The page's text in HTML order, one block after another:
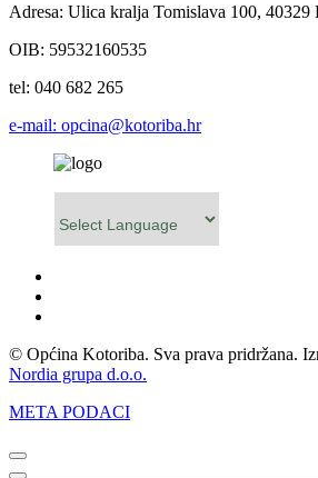
Adresa: Ulica kralja Tomislava 100, 40329
OIB: 59532160535
tel: 040 682 265
e-mail: opcina@kotoriba.hr
© Općina Kotoriba. Sva prava pridržana.
Nordia grupa d.o.o.
META PODACI